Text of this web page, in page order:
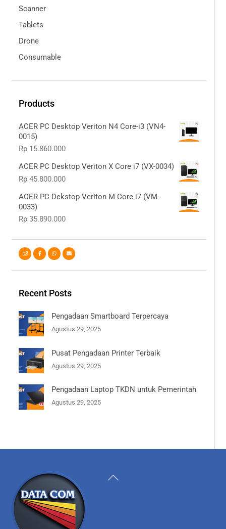
Scanner
Tablets
Drone
Consumable
Products
ACER PC Desktop Veriton N4 Core-i3 (VN4-
0015)
Rp 15.860.000
ACER PC Desktop Veriton X Core i7 (VX-0034)
Rp 45.800.000
ACER PC Dekstop Veriton M Core i7 (VM-
0033)
Rp 35.890.000
Recent Posts
Pengadaan Smartboard Terpercaya
Agustus 29, 2025
Pusat Pengadaan Printer Terbaik
Agustus 29, 2025
Pengadaan Laptop TKDN untuk Pemerintah
Agustus 29, 2025
Back